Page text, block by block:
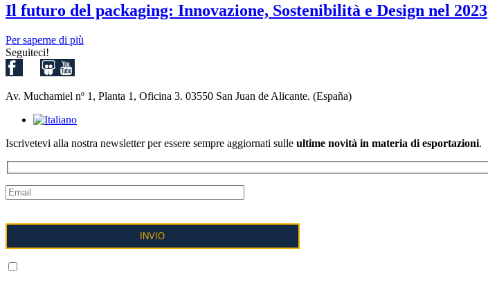
Il futuro del packaging: Innovazione, Sostenibilità e Design nel 2023
Per saperne di più
Seguiteci!
Av. Muchamiel nº 1, Planta 1, Oficina 3. 03550 San Juan de Alicante. (España)
Iscrivetevi alla nostra newsletter per essere sempre aggiornati sulle ultime novità in materia di esportazioni.